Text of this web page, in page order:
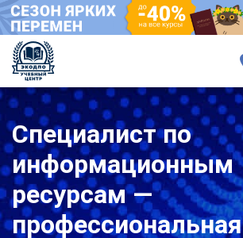
Специалист по
информационным
ресурсам —
профессиональная